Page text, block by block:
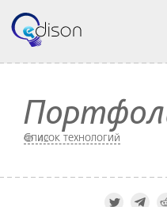
42
Список технологий